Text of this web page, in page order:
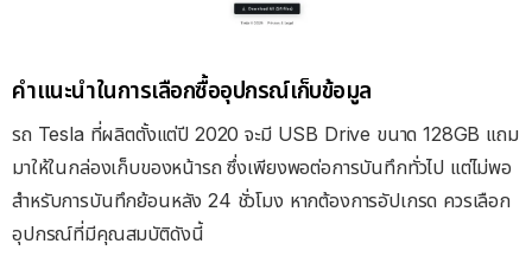
คำแนะนำในการเลือกซื้ออุปกรณ์เก็บข้อมูล
รถ Tesla ที่ผลิตตั้งแต่ปี 2020 จะมี USB Drive ขนาด 128GB แถม
มาให้ในกล่องเก็บของหน้ารถ ซึ่งเพียงพอต่อการบันทึกทั่วไป แต่ไม่พอ
สำหรับการบันทึกย้อนหลัง 24 ชั่วโมง หากต้องการอัปเกรด ควรเลือก
อุปกรณ์ที่มีคุณสมบัติดังนี้